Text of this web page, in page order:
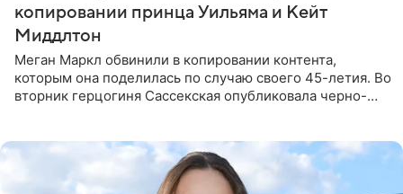
копировании принца Уильяма и Кейт
Миддлтон
Меган Маркл обвинили в копировании контента,
которым она поделилась по случаю своего 45-летия. Во
вторник герцогиня Сассекская опубликовала черно-